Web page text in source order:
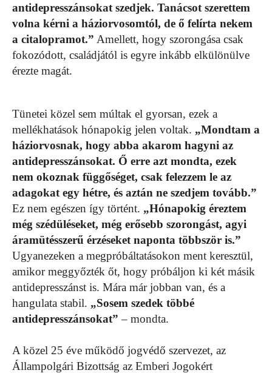
antidepresszánsokat szedjek. Tanácsot szerettem
volna kérni a háziorvosomtól, de ő felírta nekem
a citalopramot.” Amellett, hogy szorongása csak
fokozódott, családjától is egyre inkább elkülönülve
érezte magát.
Tünetei közel sem múltak el gyorsan, ezek a
mellékhatások hónapokig jelen voltak. „Mondtam a
háziorvosnak, hogy abba akarom hagyni az
antidepresszánsokat. Ő erre azt mondta, ezek
nem okoznak függőséget, csak felezzem le az
adagokat egy hétre, és aztán ne szedjem tovább.”
Ez nem egészen így történt. „Hónapokig éreztem
még szédüléseket, még erősebb szorongást, agyi
áramütésszerű érzéseket naponta többször is.”
Ugyanezeken a megpróbáltatásokon ment keresztül,
amikor meggyőzték őt, hogy próbáljon ki két másik
antidepresszánst is. Mára már jobban van, és a
hangulata stabil. „Sosem szedek többé
antidepresszánsokat” – mondta.
A közel 25 éve működő jogvédő szervezet, az
Állampolgári Bizottság az Emberi Jogokért